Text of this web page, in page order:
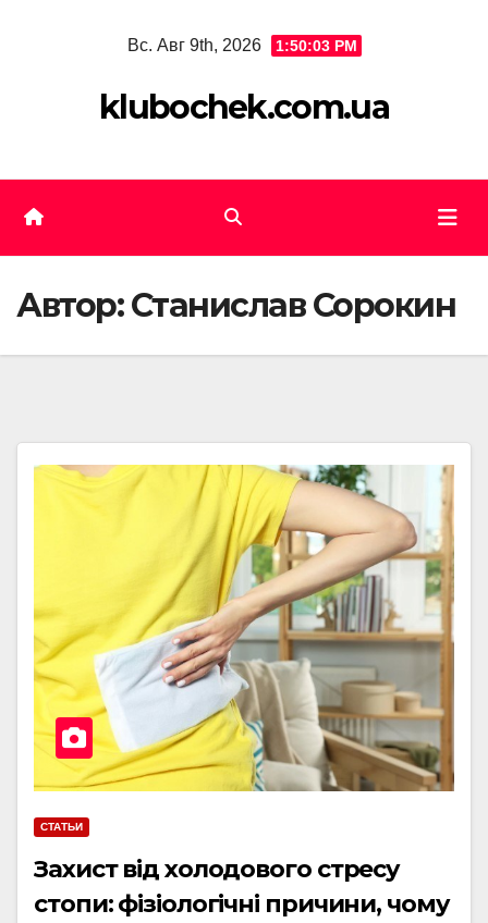
Вс. Авг 9th, 2026 1:50:04 PM
klubochek.com.ua
Автор:Станислав Сорокин
СТАТЬИ
Захист від холодового стресу
стопи: фізіологічні причини, чому